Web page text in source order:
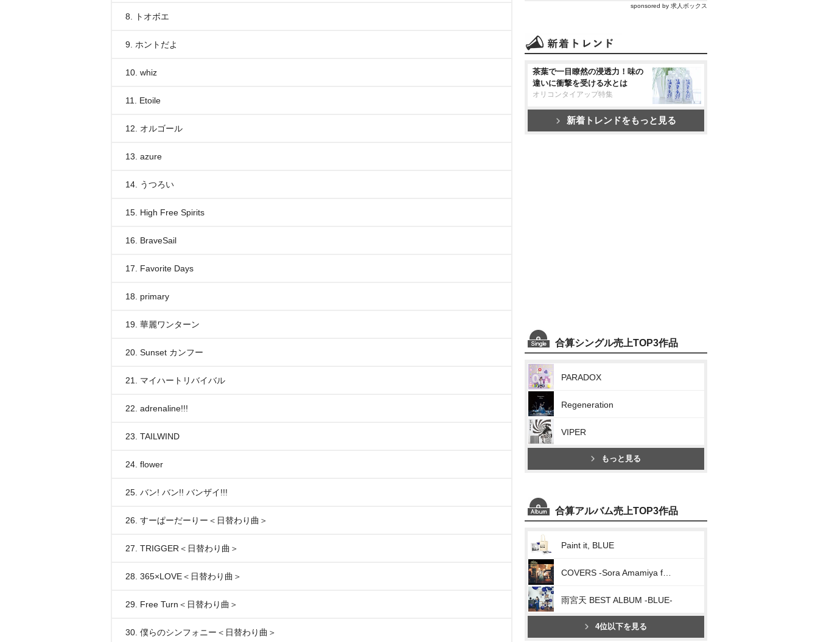
8. トオボエ
9. ホントだよ
10. whiz
11. Etoile
12. オルゴール
13. azure
14. うつろい
15. High Free Spirits
16. BraveSail
17. Favorite Days
18. primary
19. 華麗ワンターン
20. Sunset カンフー
21. マイハートリバイバル
22. adrenaline!!!
23. TAILWIND
24. flower
25. バン! バン!! バンザイ!!!
26. すーぱーだーりー＜日替わり曲＞
27. TRIGGER＜日替わり曲＞
28. 365×LOVE＜日替わり曲＞
29. Free Turn＜日替わり曲＞
30. 僕らのシンフォニー＜日替わり曲＞
sponsored by 求人ボックス
茶葉で一目瞭然の浸透力！味の
違いに衝撃を受ける水とは
オリコンタイアップ特集
新着トレンドをもっと見る
合算シングル売上TOP3作品
PARADOX
Regeneration
VIPER
もっと見る
合算アルバム売上TOP3作品
Paint it, BLUE
雨宮天 BEST ALBUM -BLUE-
4位以下を見る